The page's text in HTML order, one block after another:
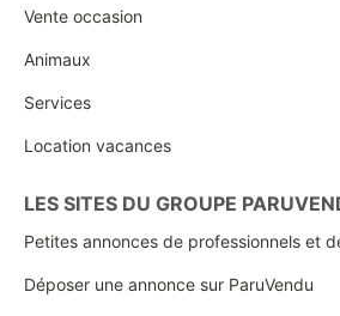
Vente occasion
Animaux
Services
Location vacances
LES SITES DU GROUPE
Petites annonces de professionnels et
Déposer une annonce sur ParuVendu